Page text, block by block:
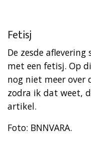
Fetisj
De zesde
met een fetisj. Op
nog niet meer over
zodra ik dat weet,
artikel.
Foto: BNNVARA.